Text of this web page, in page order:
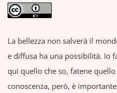
La bellezza non salverà il
e diffusa ha una possibilità. Io
qui quello che so, fatene
conoscenza, però, è